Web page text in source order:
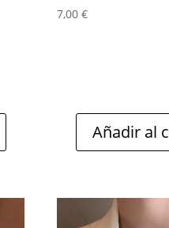
7,00€
Añadir al